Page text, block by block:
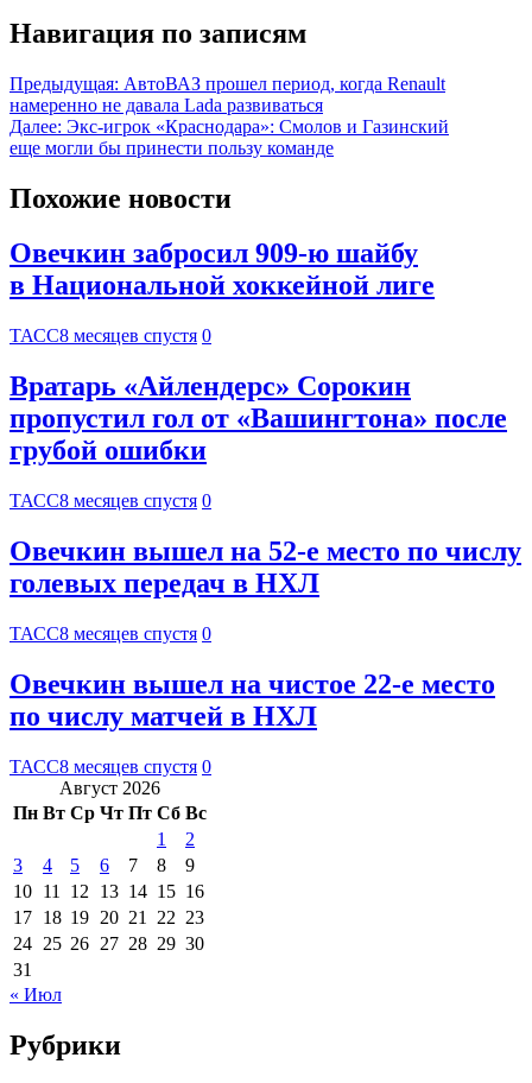
Навигация по записям
Предыдущая: АвтоВАЗ прошел период, когда Renault
намеренно не давала Lada развиваться
Далее: Экс-игрок «Краснодара»: Смолов и Газинский
еще могли бы принести пользу команде
Похожие новости
Овечкин забросил 909-ю шайбу
в Национальной хоккейной лиге
ТАСС8 месяцев спустя 0
Вратарь «Айлендерс» Сорокин
пропустил гол от «Вашингтона» после
грубой ошибки
ТАСС8 месяцев спустя 0
Овечкин вышел на 52-е место по числу
голевых передач в НХЛ
ТАСС8 месяцев спустя 0
Овечкин вышел на чистое 22-е место
по числу матчей в НХЛ
ТАСС8 месяцев спустя 0
Август 2026
Пн Вт Ср Чт Пт Сб Вс
1
2
3
4 5 6 7 8
9
10 11 12 13 14 15 16
17 18 19 20 21 22 23
24 25 26 27 28 29 30
31
« Июл
Рубрики